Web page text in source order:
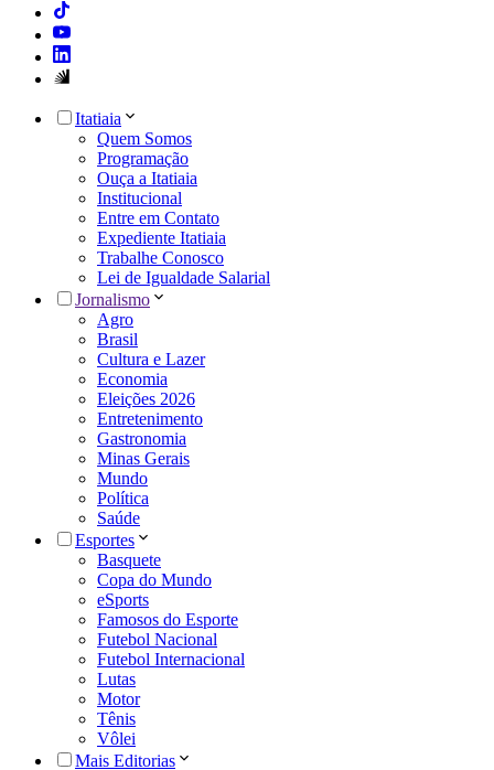
Itatiaia
Quem Somos
Programação
Ouça a Itatiaia
Institucional
Entre em Contato
Expediente Itatiaia
Trabalhe Conosco
Lei de Igualdade Salarial
Jornalismo
Agro
Brasil
Cultura e Lazer
Economia
Eleições 2026
Entretenimento
Gastronomia
Minas Gerais
Mundo
Política
Saúde
Esportes
Basquete
Copa do Mundo
eSports
Famosos do Esporte
Futebol Nacional
Futebol Internacional
Lutas
Motor
Tênis
Vôlei
Mais Editorias